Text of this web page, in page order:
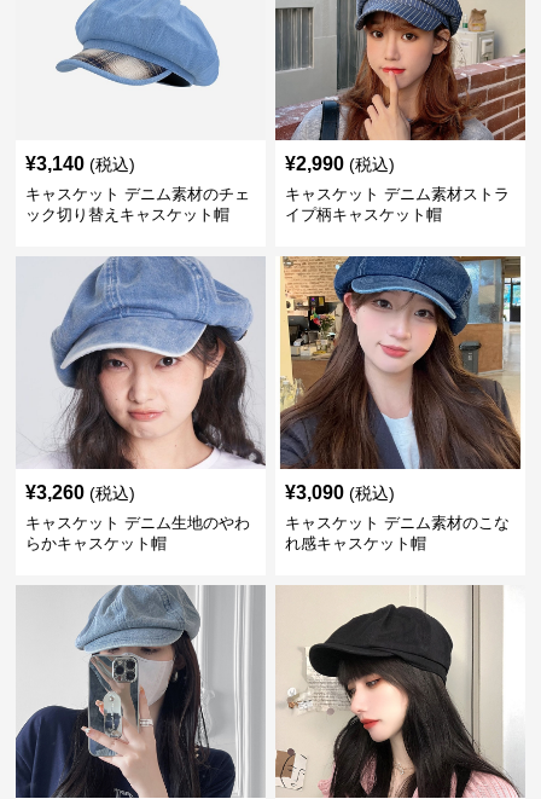
¥3,140 (税込)
キャスケット デニム素材のチェ
ック切り替えキャスケット帽
¥2,990 (税込)
キャスケット デニム素材ストラ
イプ柄キャスケット帽
¥3,260 (税込)
キャスケット デニム生地のやわ
らかキャスケット帽
¥3,090 (税込)
キャスケット デニム素材のこな
れ感キャスケット帽